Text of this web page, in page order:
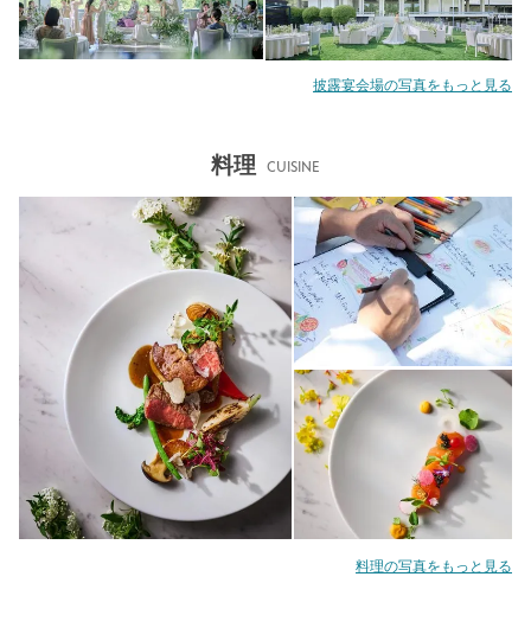
披露宴会場の写真をもっと見る
料理 CUISINE
料理の写真をもっと見る